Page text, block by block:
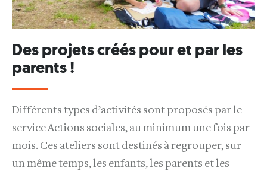
Des projets créés pour et par les
parents !
Différents types d’activités sont proposés par le
service Actions sociales, au minimum une fois par
mois. Ces ateliers sont destinés à regrouper, sur
un même temps, les enfants, les parents et les